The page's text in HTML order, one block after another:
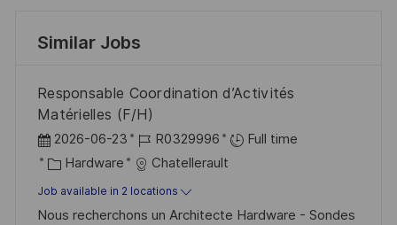
Similar Jobs
Responsable Coordination d’Activités
Matérielles (F/H)
P
o
s
t
2026-06-23
J
o
b
I
R0329996
Full time
C
a
t
Hardware Chatellerault
Job available in 2 locations
Nous recherchons un Architecte Hardware - Sondes